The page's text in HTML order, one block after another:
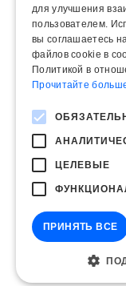
для улучшения
пользователем.
вы соглашаетесь
файлов cookie в
Политикой в
Прочитайте
ЦЕЛЕВЫЕ
ПРИНЯТЬ ВСЕ